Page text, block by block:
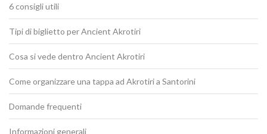
6 consigli utili
Tipi di biglietto per Ancient Akrotiri
Cosa si vede dentro Ancient Akrotiri
Come organizzare una tappa ad Akrotiri a Santorini
Domande frequenti
Informazioni generali